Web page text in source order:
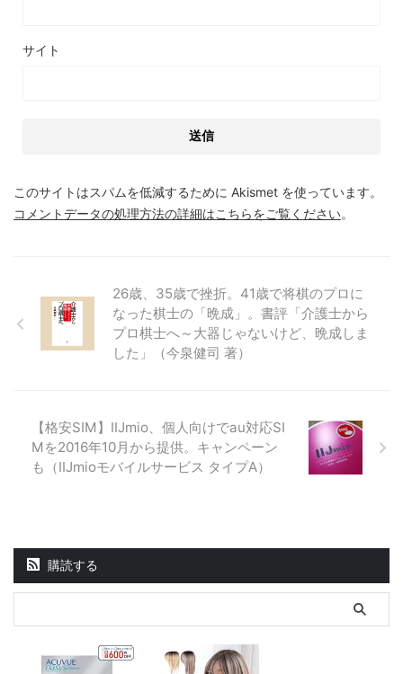
サイト
このサイトはスパムを低減するために Akismet を使っています。
コメントデータの処理方法の詳細はこちらをご覧ください。
26歳、35歳で挫折。41歳で将棋のプロに
なった棋士の「晩成」。書評「介護士から
プロ棋士へ～大器じゃないけど、晩成しま
した」（今泉健司 著）
【格安SIM】IIJmio、個人向けでau対応SI
Mを2016年10月から提供。キャンペーン
も（IIJmioモバイルサービス タイプA）
購読する